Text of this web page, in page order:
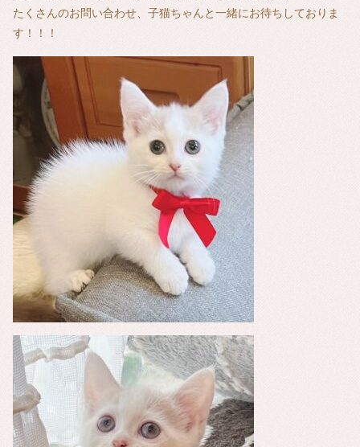
たくさんのお問い合わせ、子猫ちゃんと一緒にお待ちしておりま
す！！！